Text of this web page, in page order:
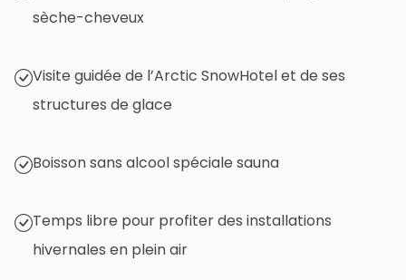
sèche-cheveux
Visite guidée de l’Arctic SnowHotel et de ses
structures de glace
Boisson sans alcool spéciale sauna
Temps libre pour profiter des installations
hivernales en plein air